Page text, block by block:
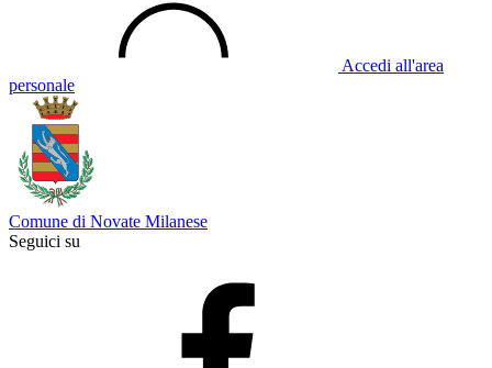
Accedi all'area
personale
Comune di Novate Milanese
Seguici su